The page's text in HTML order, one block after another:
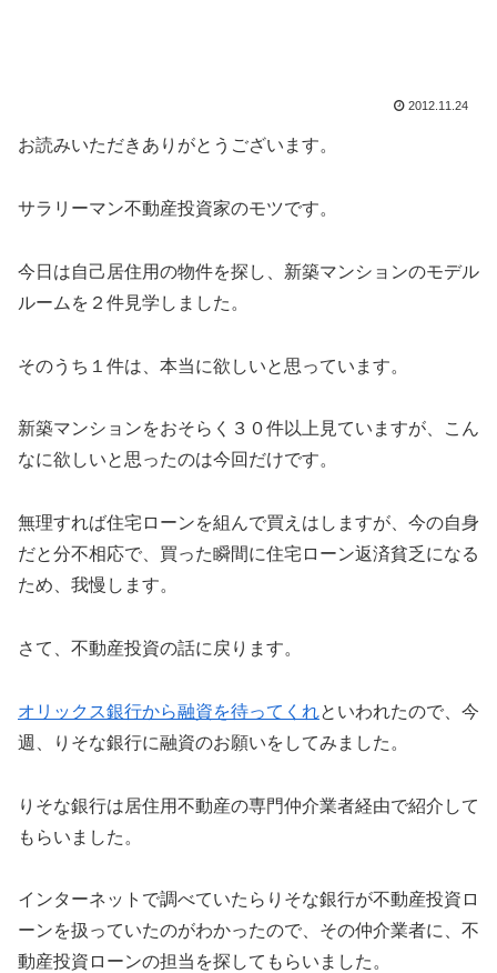
2012.11.24
お読みいただきありがとうございます。
サラリーマン不動産投資家のモツです。
今日は自己居住用の物件を探し、新築マンションのモデル
ルームを２件見学しました。
そのうち１件は、本当に欲しいと思っています。
新築マンションをおそらく３０件以上見ていますが、こん
なに欲しいと思ったのは今回だけです。
無理すれば住宅ローンを組んで買えはしますが、今の自身
だと分不相応で、買った瞬間に住宅ローン返済貧乏になる
ため、我慢します。
さて、不動産投資の話に戻ります。
オリックス銀行から融資を待ってくれといわれたので、今
週、りそな銀行に融資のお願いをしてみました。
りそな銀行は居住用不動産の専門仲介業者経由で紹介して
もらいました。
インターネットで調べていたらりそな銀行が不動産投資ロ
ーンを扱っていたのがわかったので、その仲介業者に、不
動産投資ローンの担当を探してもらいました。